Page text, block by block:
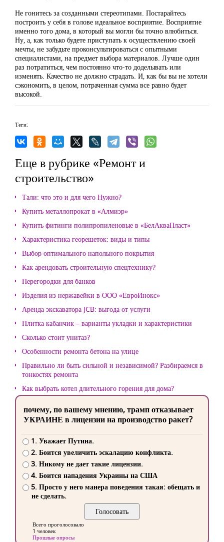
Не гонитесь за созданными стереотипами. Постарайтесь
построить у себя в голове идеальное восприятие. Восприятие
именно того дома, в который вы могли бы точно влюбиться.
Ну, а, как только будете приступать к осуществлению своей
мечты, не забудьте проконсультироваться с опытными
специалистами, на предмет выбора материалов. Лучше один
раз потратиться, чем постоянно что-то доделывать или
изменять. Качество не должно страдать. И, как бы вы не хотели
сэкономить, в целом, потраченная сумма все равно будет
высокой.
Теги:
Еще в рубрике «Ремонт и
строительство»
Тали: что это и для чего Нужно?
Купить металлопрокат в «Алмиэр»
Купить фитинги полипропиленовые в «БелАкваПласт»
Характеристика георешеток: виды и типы
Выбор оптимального напольного покрытия
Как арендовать строительную спецтехнику?
Перегородки для банков
Изделия из нержавейки в ООО «ЕвроИнокс»
Аренда экскаватора JCB: выгода от услуги
Плитка кабанчик – варианты укладки и характеристики
Сколько стоит унитаз?
Особенности ремонта бетона на улице
Правильно ли быть сильной и независимой? Разбираемся в
тонкостях ремонта
Как выбрать котел длительного горения для дома?
почему, по вашему мнению, трамп отказывает
УКРАИНЕ в лицензии на производство ракет?
1. Уважает Путина.
2. Боится увеличить эскалацию конфликта.
3. Никому не дает такие лицензии.
4. Боится нападения Украины на США
5. Просто у него манера поведения такая: обещать и
не сделать.
Всего проголосовало
1 человек
Прошлые опросы